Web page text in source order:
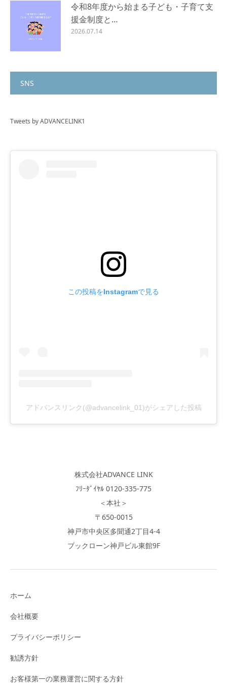
令和8年度から始まる子ども・子育て支
援金制度と…
2026.07.14
SNS
Tweets by ADVANCELINK1
この投稿をInstagramで見る
アドバンスリンク(@advancelink_01)がシェアした投稿
株式会社ADVANCE LINK
ﾌﾘｰﾀﾞｲﾔﾙ 0120-335-775
＜本社＞
〒650-0015
神戸市中央区多聞通2丁目4-4
ブックローン神戸ビル東館9F
ホーム
会社概要
プライバシーポリシー
勧誘方針
お客様第一の業務運営に関する方針